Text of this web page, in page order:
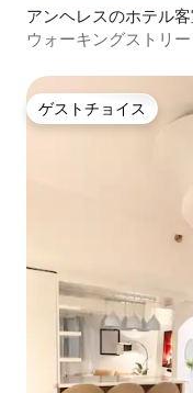
アンヘレスのホテル
ウォーキングストリ
ゲストチョイス
ゲストチョイス